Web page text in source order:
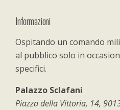
Informazioni
Ospitando un comando
al pubblico solo in
specifici.
Palazzo Sclafani
Piazza della Vittoria, 14,